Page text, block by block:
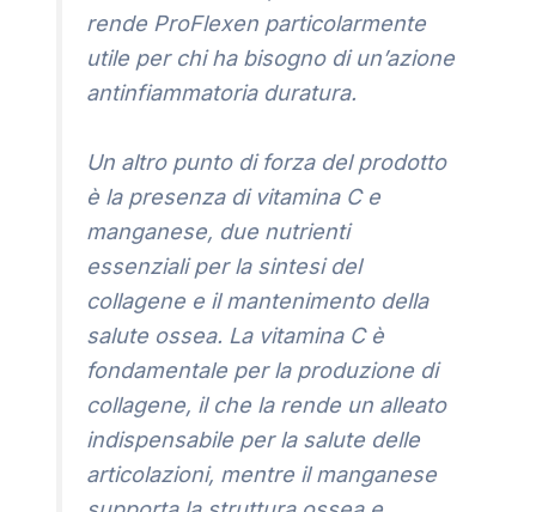
rende ProFlexen particolarmente
utile per chi ha bisogno di un’azione
antinfiammatoria duratura.
Un altro punto di forza del prodotto
è la presenza di vitamina C e
manganese, due nutrienti
essenziali per la sintesi del
collagene e il mantenimento della
salute ossea. La vitamina C è
fondamentale per la produzione di
collagene, il che la rende un alleato
indispensabile per la salute delle
articolazioni, mentre il manganese